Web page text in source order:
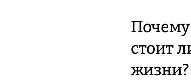
стоит
жизни?